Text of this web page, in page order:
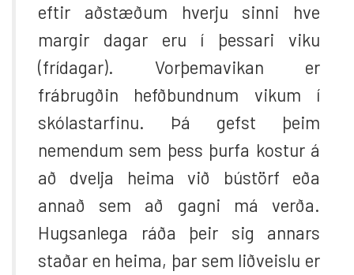
eftir aðstæðum hverju sinni hve
margir dagar eru í þessari viku
(frídagar). Vorþemavikan er
frábrugðin hefðbundnum vikum í
skólastarfinu. Þá gefst þeim
nemendum sem þess þurfa kostur á
að dvelja heima við bústörf eða
annað sem að gagni má verða.
Hugsanlega ráða þeir sig annars
staðar en heima, þar sem liðveislu er